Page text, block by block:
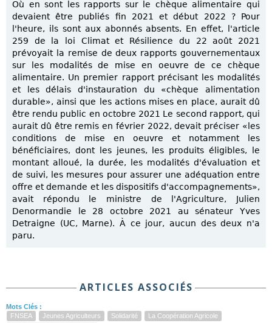
Où en sont les rapports sur le chèque alimentaire qui
devaient être publiés fin 2021 et début 2022 ? Pour
l'heure, ils sont aux abonnés absents. En effet, l'article
259 de la loi Climat et Résilience du 22 août 2021
prévoyait la remise de deux rapports gouvernementaux
sur les modalités de mise en oeuvre de ce chèque
alimentaire. Un premier rapport précisant les modalités
et les délais d'instauration du «chèque alimentation
durable», ainsi que les actions mises en place, aurait dû
être rendu public en octobre 2021 Le second rapport, qui
aurait dû être remis en février 2022, devait préciser «les
conditions de mise en oeuvre et notamment les
bénéficiaires, dont les jeunes, les produits éligibles, le
montant alloué, la durée, les modalités d'évaluation et
de suivi, les mesures pour assurer une adéquation entre
offre et demande et les dispositifs d'accompagnements»,
avait répondu le ministre de l'Agriculture, Julien
Denormandie le 28 octobre 2021 au sénateur Yves
Detraigne (UC, Marne). À ce jour, aucun des deux n'a
paru.
ARTICLES ASSOCIÉS
Mots Clés :
FNSEA
Jeunes Agriculteurs Solidarité
La Coopération Agricole